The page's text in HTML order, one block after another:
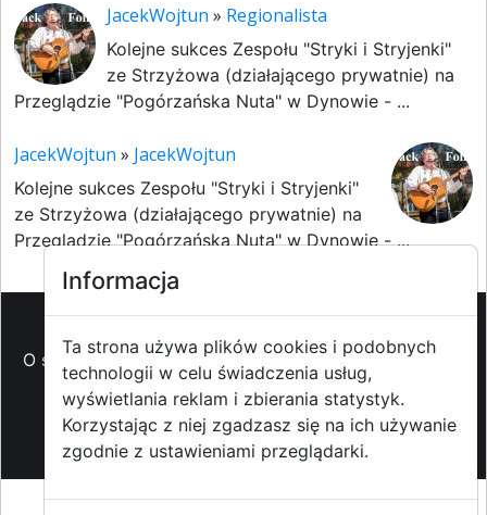
JacekWojtun » Regionalista
Kolejne sukces Zespołu "Stryki i Stryjenki"
ze Strzyżowa (działającego prywatnie) na
Przeglądzie "Pogórzańska Nuta" w Dynowie - ...
JacekWojtun » JacekWojtun
Kolejne sukces Zespołu "Stryki i Stryjenki"
ze Strzyżowa (działającego prywatnie) na
Przeglądzie "Pogórzańska Nuta" w Dynowie - ...
O strzyzowiak.pl-Reklama-Pomoc (FAQ)-Patronat
medialny - Prawa autorskie- Redakcja i
kontakt -Współpraca z mediami
Copyright ©2009-2014 strzyzowiak.pl,
Informacja
Ta strona używa plików cookies i podobnych
technologii w celu świadczenia usług,
wyświetlania reklam i zbierania statystyk.
Korzystając z niej zgadzasz się na ich używanie
zgodnie z ustawieniami przeglądarki.